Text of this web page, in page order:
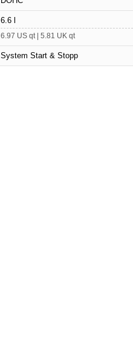
6.6 l
6.97 US qt | 5.81 UK qt
System Start & Stopp